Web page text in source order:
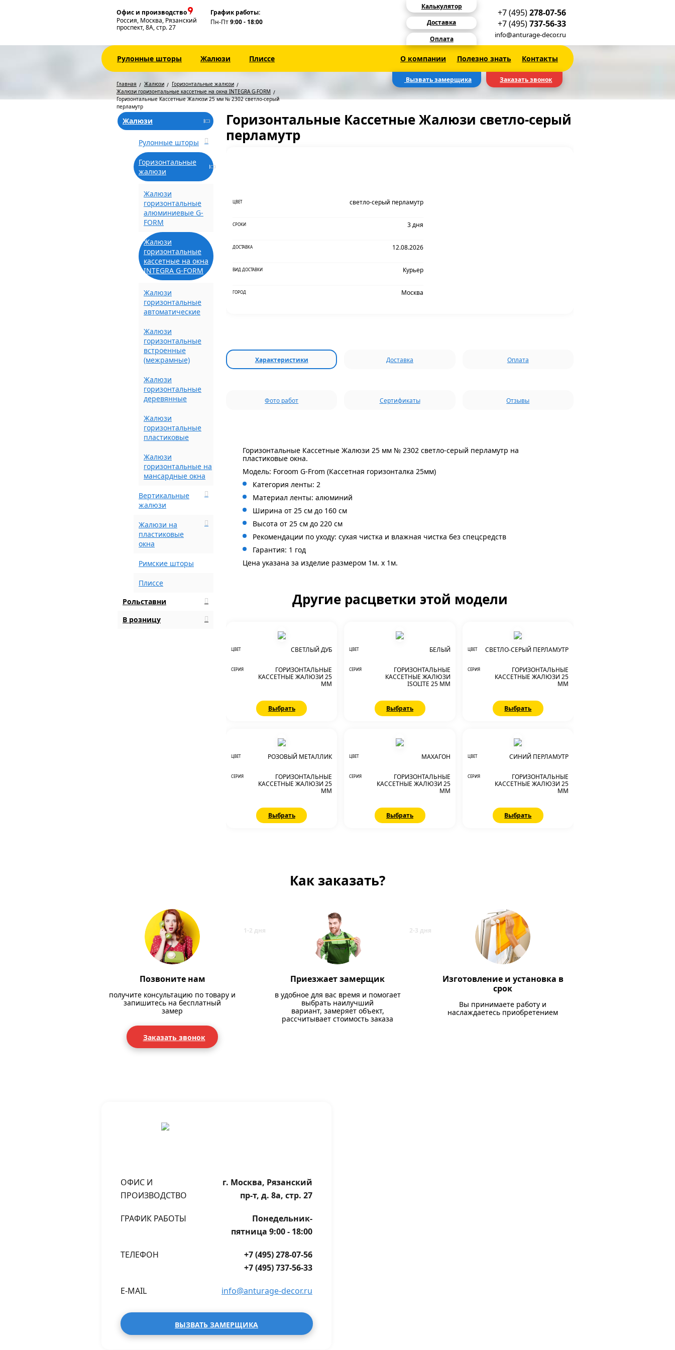
Офис и производство
Россия, Москва, Рязанский
проспект, 8А, стр. 27
График работы:
Пн-Пт9:00 - 18:00
Калькулятор
Доставка
Оплата
+7 (495)278-07-56
+7 (495)737-56-33
info@anturage-decor.ru
Рулонные шторы Жалюзи Плиссе О компании Полезно знать Контакты
Вызвать замерщика Заказать звонок
Главная Жалюзи
Горизонтальные жалюзи
Жалюзи горизонтальные кассетные на окна INTEGRA G-FORM
Горизонтальные Кассетные Жалюзи 25 мм № 2302 светло-серый
перламутр
Жалюзи
Рулонные шторы
Горизонтальные
жалюзи
Жалюзи
горизонтальные
алюминиевые G-
FORM
Жалюзи
горизонтальные
кассетные на окна
INTEGRA G-FORM
Жалюзи
горизонтальные
автоматические
Жалюзи
горизонтальные
встроенные
(межрамные)
Жалюзи
горизонтальные
деревянные
Жалюзи
горизонтальные
пластиковые
Жалюзи
горизонтальные на
мансардные окна
Вертикальные
жалюзи
Жалюзи на
пластиковые
окна
Римские шторы
Плиссе
Рольставни
В розницу
Горизонтальные Кассетные Жалюзи светло-серый
перламутр
ЦВЕТ светло-серый перламутр
СРОКИ 3 дня
ДОСТАВКА 12.08.2026
ВИД ДОСТАВКИ Курьер
ГОРОД Москва
Характеристики Доставка Оплата
Фото работ Сертификаты Отзывы
Горизонтальные Кассетные Жалюзи 25 мм № 2302 светло-серый перламутр на
пластиковые окна.
Модель: Foroom G-From (Кассетная горизонталка 25мм)
Категория ленты: 2
Материал ленты: алюминий
Ширина от 25 см до 160 см
Высота от 25 см до 220 см
Рекомендации по уходу: сухая чистка и влажная чистка без спецсредств
Гарантия: 1 год
Цена указана за изделие размером 1м. x 1м.
Другие расцветки этой модели
ЦВЕТ СВЕТЛЫЙ ДУБ
СЕРИЯ
ГОРИЗОНТАЛЬНЫЕ
КАССЕТНЫЕ ЖАЛЮЗИ 25
ММ
Выбрать
ЦВЕТ БЕЛЫЙ
СЕРИЯ
ГОРИЗОНТАЛЬНЫЕ
КАССЕТНЫЕ ЖАЛЮЗИ
ISOLITE 25 ММ
Выбрать
ЦВЕТ СВЕТЛО-СЕРЫЙ ПЕРЛАМУТР
СЕРИЯ
ГОРИЗОНТАЛЬНЫЕ
КАССЕТНЫЕ ЖАЛЮЗИ 25
ММ
Выбрать
ЦВЕТ РОЗОВЫЙ МЕТАЛЛИК
СЕРИЯ
ГОРИЗОНТАЛЬНЫЕ
КАССЕТНЫЕ ЖАЛЮЗИ 25
ММ
Выбрать
ЦВЕТ МАХАГОН
СЕРИЯ
ГОРИЗОНТАЛЬНЫЕ
КАССЕТНЫЕ ЖАЛЮЗИ 25
ММ
Выбрать
ЦВЕТ СИНИЙ ПЕРЛАМУТР
СЕРИЯ
ГОРИЗОНТАЛЬНЫЕ
КАССЕТНЫЕ ЖАЛЮЗИ 25
ММ
Выбрать
Как заказать?
Позвоните нам
получите консультацию по товару и
запишитесь на бесплатный
замер
Заказать звонок
Приезжает замерщик
в удобное для вас время и помогает
выбрать наилучший
вариант, замеряет объект,
рассчитывает стоимость заказа
Изготовление и установка в
срок
Вы принимаете работу и
наслаждаетесь приобретением
ОФИС И
ПРОИЗВОДСТВО
г. Москва, Рязанский
пр-т, д. 8а, стр. 27
ГРАФИК РАБОТЫ
Понедельник-
пятница 9:00 - 18:00
ТЕЛЕФОН
+7 (495) 278-07-56
+7 (495) 737-56-33
E-MAIL info@anturage-decor.ru
ВЫЗВАТЬ ЗАМЕРЩИКА